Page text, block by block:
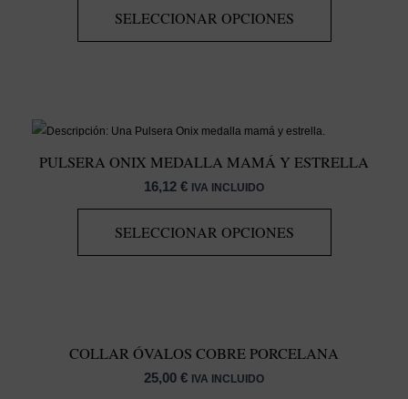
SELECCIONAR OPCIONES
PULSERA ONIX MEDALLA MAMÁ Y ESTRELLA
16,12 € IVA INCLUIDO
SELECCIONAR OPCIONES
COLLAR ÓVALOS COBRE PORCELANA
25,00 € IVA INCLUIDO